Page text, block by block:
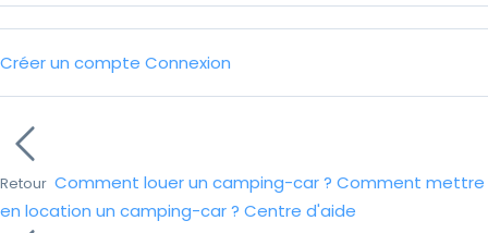
Créer un compte Connexion
Retour Comment louer un camping-car ? Comment mettre
en location un camping-car ? Centre d'aide